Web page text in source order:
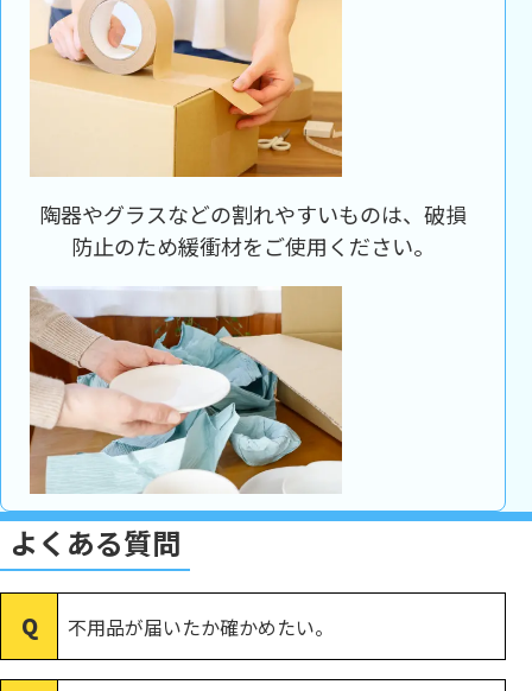
陶器やグラスなどの割れやすいものは、破損
防止のため緩衝材をご使用ください。
よくある質問
不用品が届いたか確かめたい。